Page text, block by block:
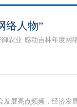
络人物”
农业·感动吉林年度
发展亮点频频，经济